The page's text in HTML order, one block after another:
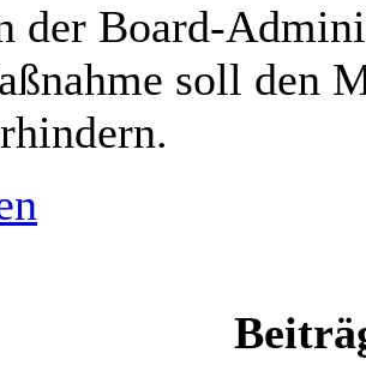
der Board-
soll den